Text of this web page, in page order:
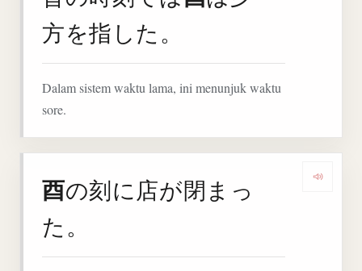
方を指した。
Dalam sistem waktu lama, ini menunjuk waktu
sore.
酉の刻に店が閉まっ
た。